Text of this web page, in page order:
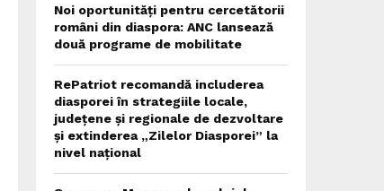
Noi oportunități pentru cercetătorii
români din diaspora: ANC lansează
două programe de mobilitate
RePatriot recomandă includerea
diasporei în strategiile locale,
județene și regionale de dezvoltare
și extinderea „Zilelor Diasporei” la
nivel național